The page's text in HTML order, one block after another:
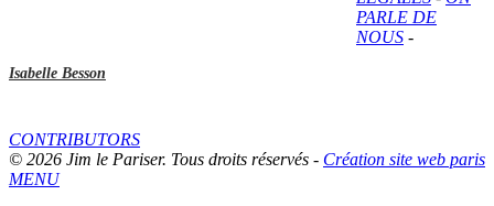
Isabelle Besson
PARLE DE
NOUS -
CONTRIBUTORS
© 2026 Jim le Pariser. Tous droits réservés - Création site web paris
MENU